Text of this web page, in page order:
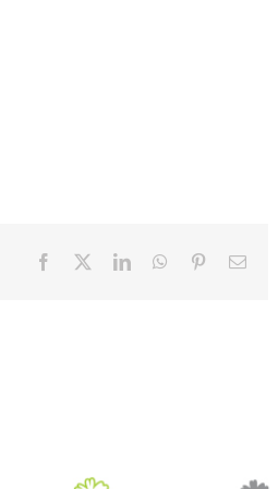
Facebook LinkedInWhatsApp
PinterestEmail